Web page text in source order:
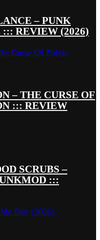
– PUNK
REVIEW (2026)
– THE CURSE OF
::: REVIEW
SCRUBS –
:::